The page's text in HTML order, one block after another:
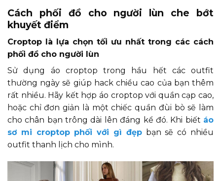
Cách phối đồ cho người lùn che bớt
khuyết điểm
Croptop là lựa chọn tối ưu nhất trong các cách
phối đồ cho người lùn
Sử dụng áo croptop trong hầu hết các outfit
thường ngày sẽ giúp hack chiều cao của bạn thêm
rất nhiều. Hãy kết hợp áo croptop với quần cạp cao,
hoặc chỉ đơn giản là một chiếc quần đùi bò sẽ làm
cho chân bạn trông dài lên đáng kể đó. Khi biết áo
sơ mi croptop phối với gì đẹpbạn sẽ có nhiều
outfit thanh lịch cho mình.